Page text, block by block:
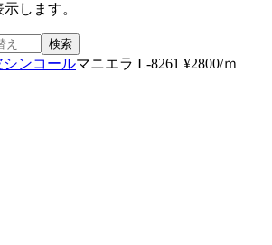
します。
検索
シンコールマニエラ L-8261 ¥2800/ｍ